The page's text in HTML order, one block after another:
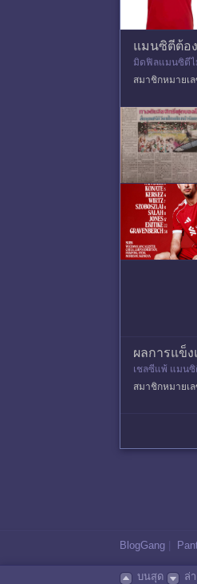
แมนซิตีต้อ
มิดฟิลแมนซิตีไ
นซิตีแค่ทีมธรร
สมาชิกหมายเ
ผลการแข็
เชลซีแพ้ แมนซิ
สมาชิกหมายเ
บนสุด ล่
BlogGang